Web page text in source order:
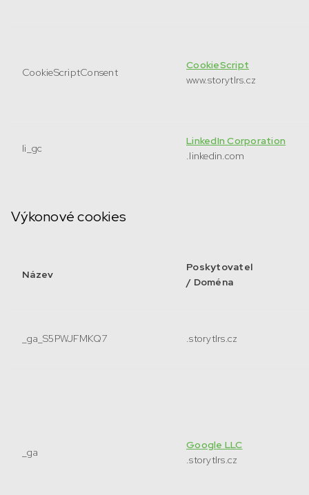
CookieScriptConsent
CookieScript
www.storytlrs.cz
li_gc
LinkedIn Corporation
.linkedin.com
Výkonové cookies
Název
Poskytovatel
/ Doména
_ga_S5PWJFMKQ7 .storytlrs.cz
_ga
Google LLC
.storytlrs.cz